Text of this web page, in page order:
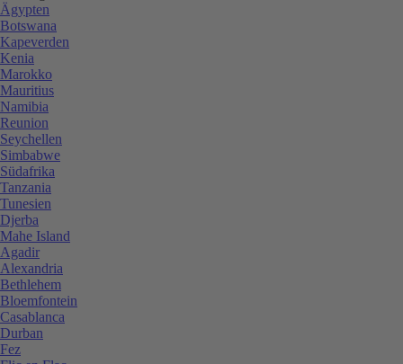
Ägypten
Botswana
Kapeverden
Kenia
Marokko
Mauritius
Namibia
Reunion
Seychellen
Simbabwe
Südafrika
Tanzania
Tunesien
Djerba
Mahe Island
Agadir
Alexandria
Bethlehem
Bloemfontein
Casablanca
Durban
Fez